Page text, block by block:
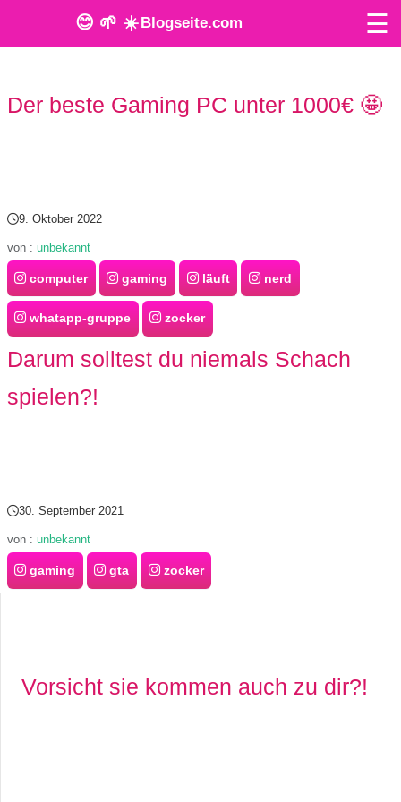
😊 🌱 ☀️Blogseite.com ☰
n
n
e
T
o
o
l
S
h
o
Der beste Gaming PC unter 1000€ 🤩
9. Oktober 2022
von : unbekannt
computer gaming läuft nerd
whatapp-gruppe zocker
Darum solltest du niemals Schach
spielen?!
30. September 2021
von : unbekannt
gaming gta zocker
Vorsicht sie kommen auch zu dir?!